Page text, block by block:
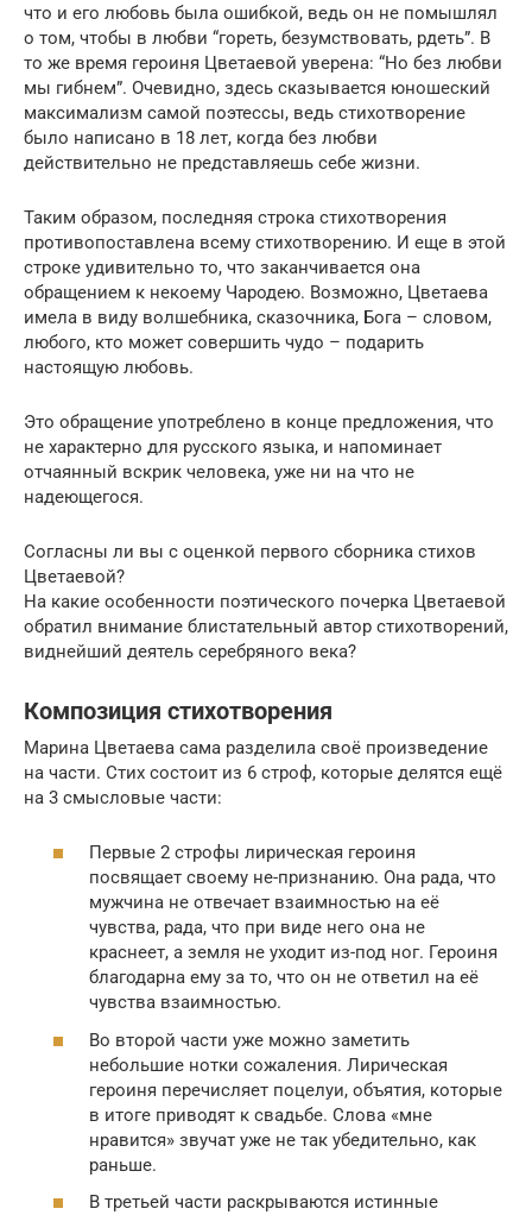
что и его любовь была ошибкой, ведь он не помышлял
о том, чтобы в любви “гореть, безумствовать, рдеть”. В
то же время героиня Цветаевой уверена: “Но без любви
мы гибнем”. Очевидно, здесь сказывается юношеский
максимализм самой поэтессы, ведь стихотворение
было написано в 18 лет, когда без любви
действительно не представляешь себе жизни.
Таким образом, последняя строка стихотворения
противопоставлена всему стихотворению. И еще в этой
строке удивительно то, что заканчивается она
обращением к некоему Чародею. Возможно, Цветаева
имела в виду волшебника, сказочника, Бога – словом,
любого, кто может совершить чудо – подарить
настоящую любовь.
Это обращение употреблено в конце предложения, что
не характерно для русского языка, и напоминает
отчаянный вскрик человека, уже ни на что не
надеющегося.
Согласны ли вы с оценкой первого сборника стихов
Цветаевой?
На какие особенности поэтического почерка Цветаевой
обратил внимание блистательный автор стихотворений,
виднейший деятель серебряного века?
Композиция стихотворения
Марина Цветаева сама разделила своё произведение
на части. Стих состоит из 6 строф, которые делятся ещё
на 3 смысловые части:
Первые 2 строфы лирическая героиня
посвящает своему не-признанию. Она рада, что
мужчина не отвечает взаимностью на её
чувства, рада, что при виде него она не
краснеет, а земля не уходит из-под ног. Героиня
благодарна ему за то, что он не ответил на её
чувства взаимностью.
Во второй части уже можно заметить
небольшие нотки сожаления. Лирическая
героиня перечисляет поцелуи, объятия, которые
в итоге приводят к свадьбе. Слова «мне
нравится» звучат уже не так убедительно, как
раньше.
В третьей части раскрываются истинные